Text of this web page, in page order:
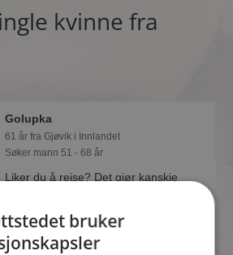
kvinne fra
Golupka
61 år fra Gjøvik i Innlandet
Søker mann 51 - 68 år
Liker du å reise? Det gjør kanskje
spennende fakta.bruker